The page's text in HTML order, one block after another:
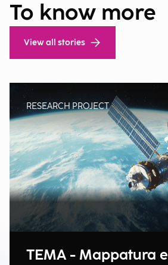
To know more
View all stories
RESEARCH PROJECT
TEMA - Mappatura e